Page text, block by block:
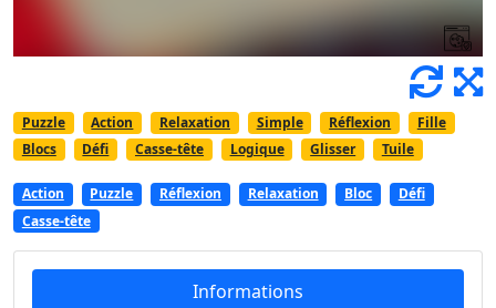
Puzzle Action Relaxation Simple Réflexion
Fille
Blocs
Défi Casse-tête Logique Glisser Tuile
Action Puzzle Réflexion Relaxation Bloc
Défi
Casse-tête
Informations